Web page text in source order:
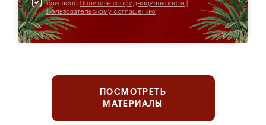
согласно Политике конфиденциальности
Пользовательскому соглашению
ПОСМОТРЕТЬ
МАТЕРИАЛЫ